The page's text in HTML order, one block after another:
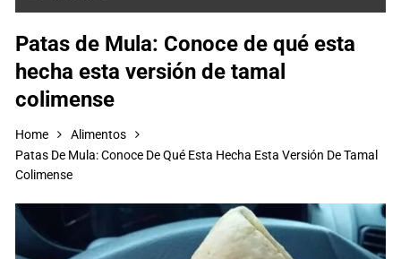
Patas de Mula: Conoce de qué esta
hecha esta versión de tamal
colimense
Home
Alimentos
Patas De Mula: Conoce De Qué Esta Hecha Esta Versión De Tamal
Colimense